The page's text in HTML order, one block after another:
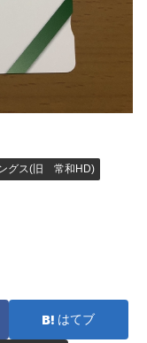
グス(旧 常和HD)
はてブ